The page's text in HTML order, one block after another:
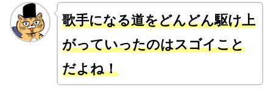
歌手になる道をどんどん駆け上
がっていったのはスゴイこと
だよね！